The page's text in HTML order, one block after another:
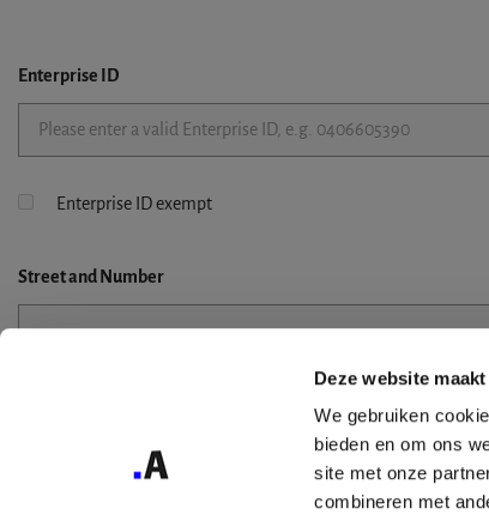
Deze website
We gebruiken
bieden en om ons
site met onze
combineren met
Enterprise ID
Enterprise ID exempt
Streetand Number